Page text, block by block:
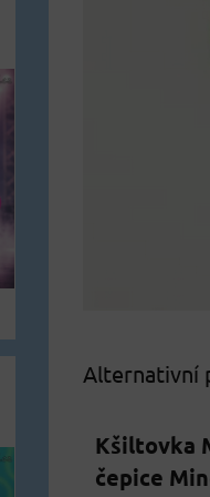
Alternativní
Kšiltovka
čepice